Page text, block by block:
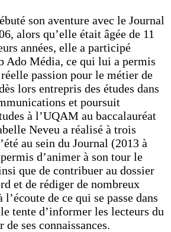
son aventure avec le Journal
alors qu’elle était âgée de 11
années, elle a participé
Ado Média, ce qui lui a permis
passion pour le métier de
lors entrepris des études dans
et poursuit
à l’UQAM au baccalauréat
Neveu a réalisé à trois
au sein du Journal (2013 à
d’animer à son tour le
que de contribuer au dossier
et de rédiger de nombreux
de ce qui se passe dans
tente d’informer les lecteurs du
ses connaissances.